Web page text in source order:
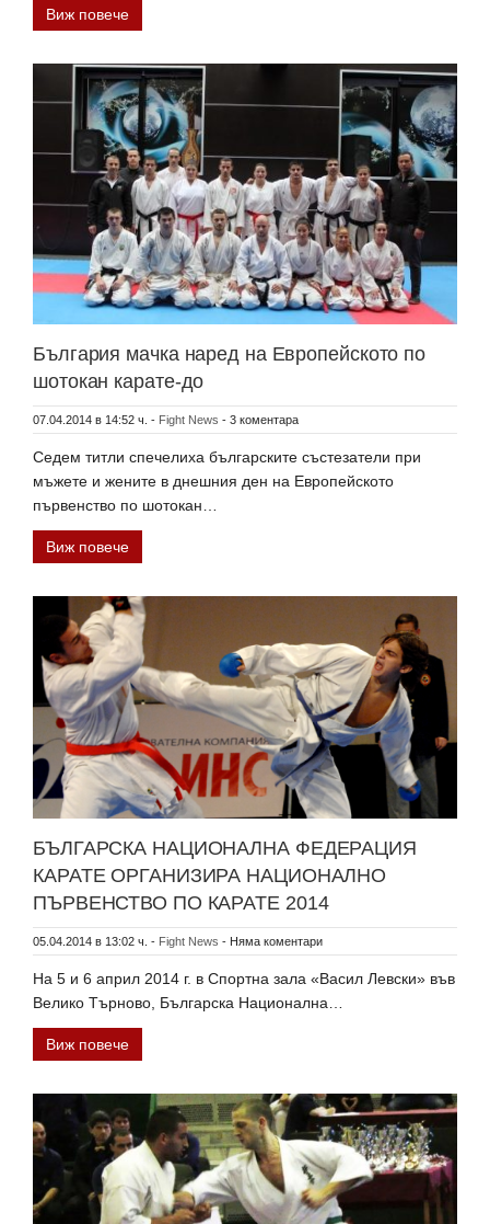
Виж повече
България мачка наред на Европейското по
шотокан карате-до
07.04.2014 в 14:52 ч. - Fight News - 3 коментара
Седем титли спечелиха българските състезатели при
мъжете и жените в днешния ден на Европейското
първенство по шотокан…
Виж повече
БЪЛГАРСКА НАЦИОНАЛНА ФЕДЕРАЦИЯ
КАРАТЕ ОРГАНИЗИРА НАЦИОНАЛНО
ПЪРВЕНСТВО ПО КАРАТЕ 2014
05.04.2014 в 13:02 ч. - Fight News - Няма коментари
На 5 и 6 април 2014 г. в Спортна зала «Васил Левски» във
Велико Търново, Българска Национална…
Виж повече